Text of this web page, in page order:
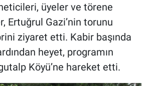
üyeler ve törene
Ertuğrul Gazi’nin torunu
ziyaret etti. Kabir başında
heyet, programın
Köyü’ne hareket etti.